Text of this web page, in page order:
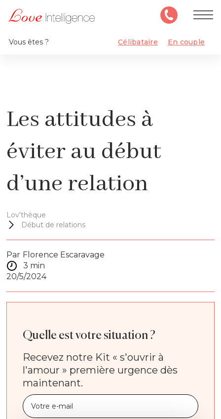
Vous êtes ? Célibataire En couple
Les attitudes à
éviter au début
d’une relation
Lov'thèque
Début de relations
Par Florence Escaravage
3 min
20/5/2024
Quelle est votre situation ?
Recevez notre Kit « s'ouvrir à
l'amour » première urgence dès
maintenant.